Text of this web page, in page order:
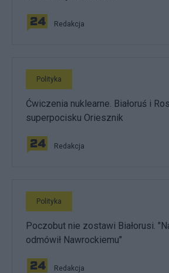
Redakcja
Polityka
Ćwiczenia nuklearne. Białoruś i
superpocisku Oriesznik
Redakcja
Polityka
Poczobut nie zostawi Białorusi.
odmówił Nawrockiemu"
Redakcja